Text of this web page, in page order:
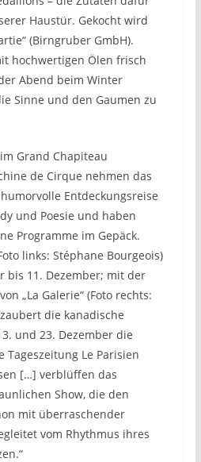
Haustür. Gekocht wird
(Birngruber GmbH).
hochwertigen Ölen frisch
Abend beim Winter
Sinne und den Gaumen zu
Grand Chapiteau
de Cirque nehmen das
Entdeckungsreise
und Poesie und haben
Programme im Gepäck.
links: Stéphane Bourgeois)
bis 11. Dezember; mit der
„La Galerie“ (Foto rechts:
die kanadische
und 23. Dezember die
Tageszeitung Le Parisien
[…] verblüffen das
Show, die den
mit überraschender
vom Rhythmus ihres